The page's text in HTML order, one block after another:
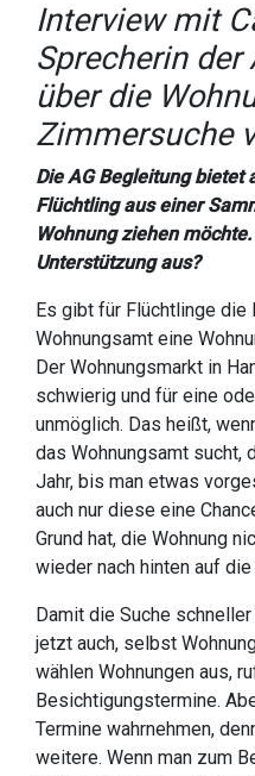
Interview mit
Sprecherin der
über die
Zimmersuche
Die AG Begleitung bietet
Flüchtling aus einer
Wohnung ziehen
Unterstützung aus?
Es gibt für Flüchtlinge
Wohnungsamt eine
Der Wohnungsmarkt in
schwierig und für eine
unmöglich. Das heißt,
das Wohnungsamt sucht,
Jahr, bis man etwas
auch nur diese eine
Grund hat, die Wohnung
wieder nach hinten auf
Damit die Suche
jetzt auch, selbst
wählen Wohnungen aus,
Besichtigungstermine.
Termine wahrnehmen,
weitere. Wenn man zum